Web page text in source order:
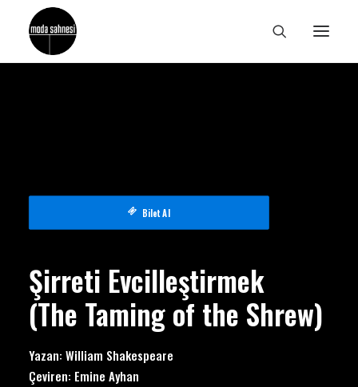
Bilet Al
Şirreti Evcilleştirmek
(The Taming of the Shrew)
Yazan: William Shakespeare
Çeviren: Emine Ayhan